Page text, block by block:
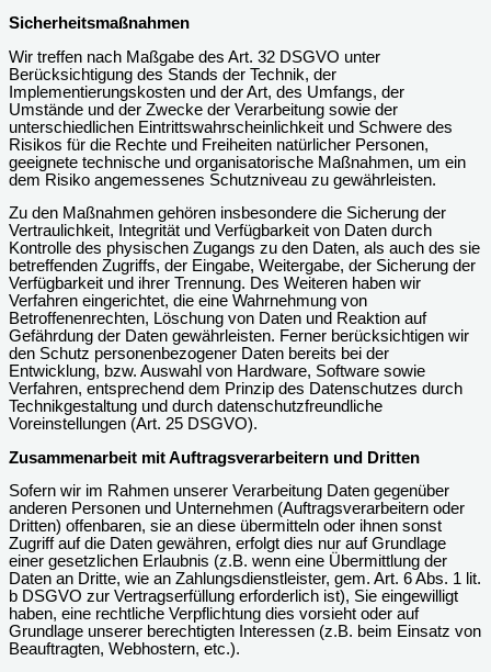
Sicherheitsmaßnahmen
Wir treffen nach Maßgabe des Art. 32 DSGVO unter
Berücksichtigung des Stands der Technik, der
Implementierungskosten und der Art, des Umfangs, der
Umstände und der Zwecke der Verarbeitung sowie der
unterschiedlichen Eintrittswahrscheinlichkeit und Schwere des
Risikos für die Rechte und Freiheiten natürlicher Personen,
geeignete technische und organisatorische Maßnahmen, um ein
dem Risiko angemessenes Schutzniveau zu gewährleisten.
Zu den Maßnahmen gehören insbesondere die Sicherung der
Vertraulichkeit, Integrität und Verfügbarkeit von Daten durch
Kontrolle des physischen Zugangs zu den Daten, als auch des sie
betreffenden Zugriffs, der Eingabe, Weitergabe, der Sicherung der
Verfügbarkeit und ihrer Trennung. Des Weiteren haben wir
Verfahren eingerichtet, die eine Wahrnehmung von
Betroffenenrechten, Löschung von Daten und Reaktion auf
Gefährdung der Daten gewährleisten. Ferner berücksichtigen wir
den Schutz personenbezogener Daten bereits bei der
Entwicklung, bzw. Auswahl von Hardware, Software sowie
Verfahren, entsprechend dem Prinzip des Datenschutzes durch
Technikgestaltung und durch datenschutzfreundliche
Voreinstellungen (Art. 25 DSGVO).
Zusammenarbeit mit Auftragsverarbeitern und Dritten
Sofern wir im Rahmen unserer Verarbeitung Daten gegenüber
anderen Personen und Unternehmen (Auftragsverarbeitern oder
Dritten) offenbaren, sie an diese übermitteln oder ihnen sonst
Zugriff auf die Daten gewähren, erfolgt dies nur auf Grundlage
einer gesetzlichen Erlaubnis (z.B. wenn eine Übermittlung der
Daten an Dritte, wie an Zahlungsdienstleister, gem. Art. 6 Abs. 1 lit.
b DSGVO zur Vertragserfüllung erforderlich ist), Sie eingewilligt
haben, eine rechtliche Verpflichtung dies vorsieht oder auf
Grundlage unserer berechtigten Interessen (z.B. beim Einsatz von
Beauftragten, Webhostern, etc.).